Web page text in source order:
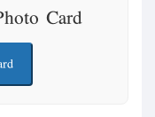
Card